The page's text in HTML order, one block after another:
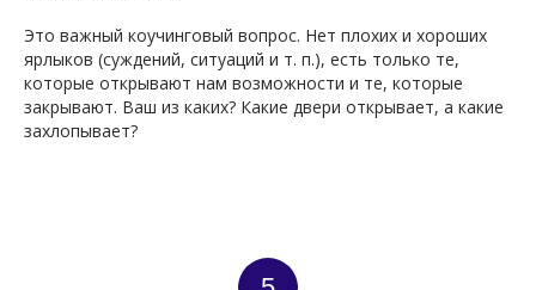
Это важный коучинговый вопрос. Нет плохих и хороших
ярлыков (суждений, ситуаций и т. п.), есть только те,
которые открывают нам возможности и те, которые
закрывают. Ваш из каких? Какие двери открывает, а какие
захлопывает?